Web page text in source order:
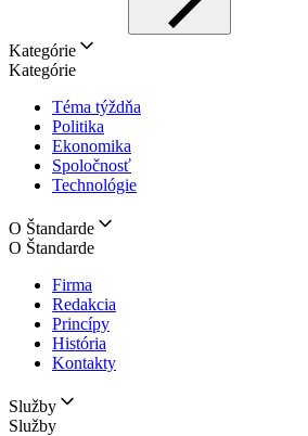
Kategórie
Kategórie
Téma týždňa
Politika
Ekonomika
Spoločnosť
Technológie
O Štandarde
O Štandarde
Firma
Redakcia
Princípy
História
Kontakty
Služby
Služby